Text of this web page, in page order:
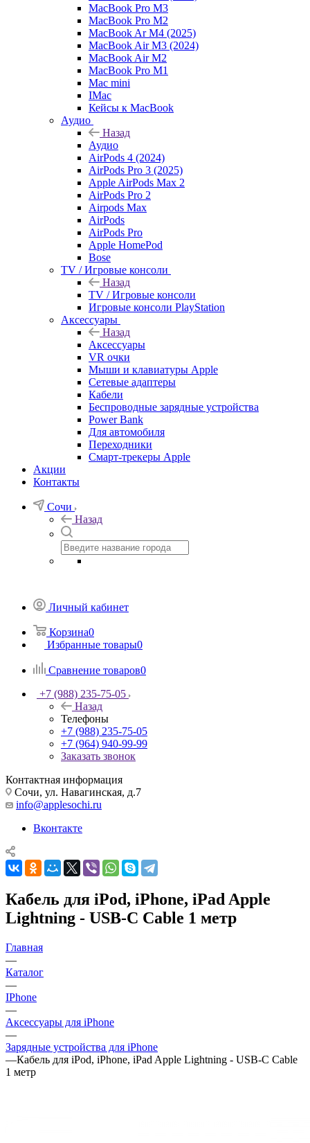
MacBook Pro M3
MacBook Pro M2
MacBook Ar M4 (2025)
MacBook Air M3 (2024)
MacBook Air M2
MacBook Pro M1
Mac mini
IMac
Кейсы к MacBook
Аудио
Назад
Аудио
AirPods 4 (2024)
AirPods Pro 3 (2025)
Apple AirPods Max 2
AirPods Pro 2
Airpods Max
AirPods
AirPods Pro
Apple HomePod
Bose
TV / Игровые консоли
Назад
TV / Игровые консоли
Игровые консоли PlayStation
Аксессуары
Назад
Аксессуары
VR очки
Мыши и клавиатуры Apple
Сетевые адаптеры
Кабели
Беспроводные зарядные устройства
Power Bank
Для автомобиля
Переходники
Смарт-трекеры Apple
Акции
Контакты
Сочи
Назад
Личный кабинет
Корзина0
Избранные товары0
Сравнение товаров0
+7 (988) 235-75-05
Назад
Телефоны
+7 (988) 235-75-05
+7 (964) 940-99-99
Заказать звонок
Контактная информация
Сочи, ул. Навагинская, д.7
info@applesochi.ru
Вконтакте
Кабель для iPod, iPhone, iPad Apple
Lightning - USB-C Cable 1 метр
Главная
—
Каталог
—
IPhone
—
Аксессуары для iPhone
—
Зарядные устройства для iPhone
—Кабель для iPod, iPhone, iPad Apple Lightning - USB-C Cable
1 метр